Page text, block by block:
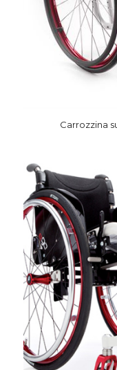
Carrozzina